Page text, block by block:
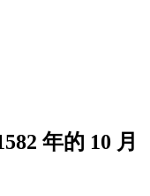
年的 10 月